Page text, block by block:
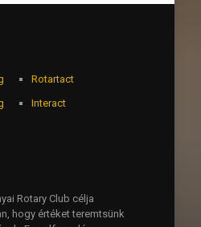
Rotartact
Interact
Rotary Club célja
hogy értéket teremtsünk